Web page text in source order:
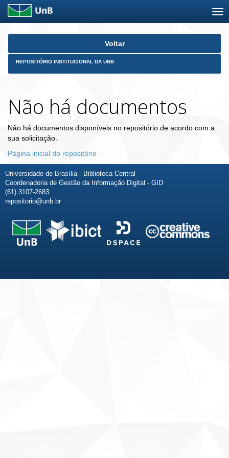
Skip
Voltar
REPOSITÓRIO INSTITUCIONAL DA UNB
Não há documentos
Não há documentos disponíveis no repositório de acordo com a
sua solicitação.
Página inicial do repositório
Universidade de Brasília - Biblioteca Central
Coordenadoria de Gestão da Informação Digital - GID
(61) 3107-2683
repositorio@unb.br